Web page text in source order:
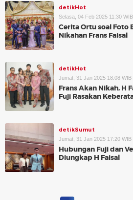
detikHot
Selasa, 04 Feb 2025 11:30 WIB
Cerita Ortu soal Foto
Nikahan Frans Faisal
detikHot
Jumat, 31 Jan 2025 18:08 WIB
Frans Akan Nikah, H
Fuji Rasakan
detikSumut
Jumat, 31 Jan 2025 17:20 WIB
Hubungan Fuji dan
Diungkap H Faisal